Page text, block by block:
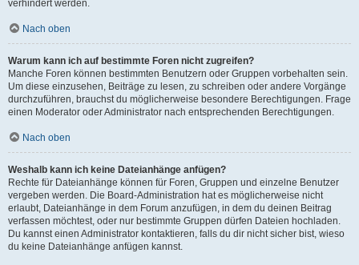
verhindert werden.
Nach oben
Warum kann ich auf bestimmte Foren nicht zugreifen?
Manche Foren können bestimmten Benutzern oder Gruppen vorbehalten sein.
Um diese einzusehen, Beiträge zu lesen, zu schreiben oder andere Vorgänge
durchzuführen, brauchst du möglicherweise besondere Berechtigungen. Frage
einen Moderator oder Administrator nach entsprechenden Berechtigungen.
Nach oben
Weshalb kann ich keine Dateianhänge anfügen?
Rechte für Dateianhänge können für Foren, Gruppen und einzelne Benutzer
vergeben werden. Die Board-Administration hat es möglicherweise nicht
erlaubt, Dateianhänge in dem Forum anzufügen, in dem du deinen Beitrag
verfassen möchtest, oder nur bestimmte Gruppen dürfen Dateien hochladen.
Du kannst einen Administrator kontaktieren, falls du dir nicht sicher bist, wieso
du keine Dateianhänge anfügen kannst.